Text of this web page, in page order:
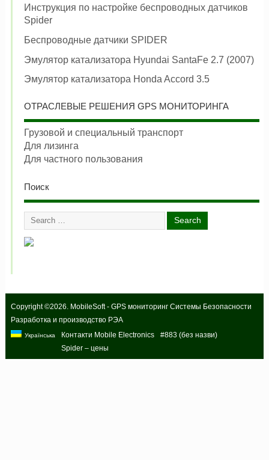
Инструкция по настройке беспроводных датчиков
Spider
Беспроводные датчики SPIDER
Эмулятор катализатора Hyundai SantaFe 2.7 (2007)
Эмулятор катализатора Honda Accord 3.5
ОТРАСЛЕВЫЕ РЕШЕНИЯ GPS МОНИТОРИНГА
Грузовой и специальный транспорт
Для лизинга
Для частного пользования
Поиск
Copyright ©2026. MobileSoft - GPS мониторинг Системы Безопасности
Разработка и производство РЭА
Українська Контакти Mobile Electronics
#883 (без назви)
Spider – цены